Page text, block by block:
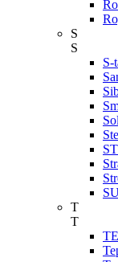
S
S
S-
T
T